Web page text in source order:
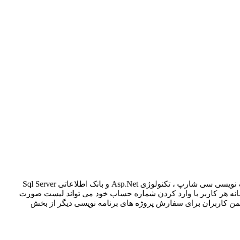
نویسی سی شارپ ، تکنولوژی Asp.Net و بانک اطلاعاتیSql Server
هر کاربر با وارد کردن شماره حساب خود می تواند لیست صورت
کاربران برای سفارش پروژه های برنامه نویسی دیگر از بخش